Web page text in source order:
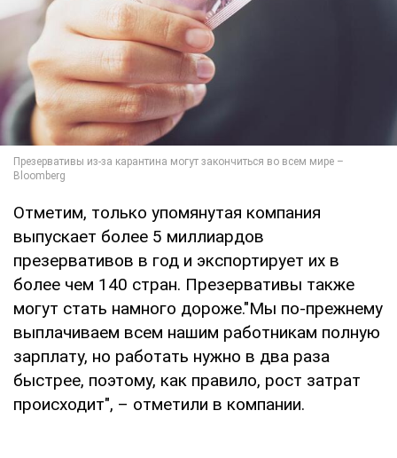
Отметим, только упомянутая компания
выпускает более 5 миллиардов
презервативов в год и экспортирует их в
более чем 140 стран. Презервативы также
могут стать намного дороже."Мы по-прежнему
выплачиваем всем нашим работникам полную
зарплату, но работать нужно в два раза
быстрее, поэтому, как правило, рост затрат
происходит", – отметили в компании.